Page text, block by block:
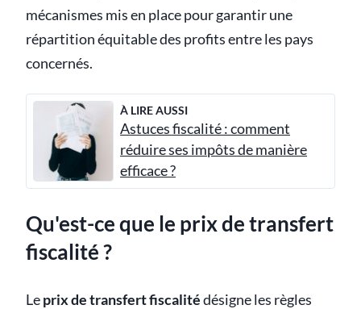
mécanismes mis en place pour garantir une
répartition équitable des profits entre les pays
concernés.
À LIRE AUSSI
Astuces fiscalité : comment
réduire ses impôts de manière
efficace ?
Qu'est-ce que le prix de transfert
fiscalité ?
Leprix de transfert fiscalitédésigne les règles